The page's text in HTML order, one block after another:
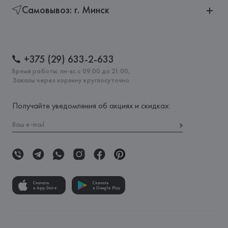
Самовывоз: г. Минск
+375 (29) 633-2-633
Время работы: пн-вс с 09:00 до 21:00,
Заказы через корзину круглосуточно
Получайте уведомления об акциях и скидках:
Скачать
в App Store
Скачать
в Google Play